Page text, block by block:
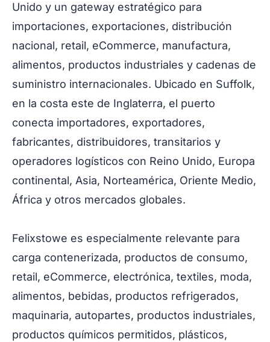
Unido y un gateway estratégico para
importaciones, exportaciones, distribución
nacional, retail, eCommerce, manufactura,
alimentos, productos industriales y cadenas de
suministro internacionales. Ubicado en Suffolk,
en la costa este de Inglaterra, el puerto
conecta importadores, exportadores,
fabricantes, distribuidores, transitarios y
operadores logísticos con Reino Unido, Europa
continental, Asia, Norteamérica, Oriente Medio,
África y otros mercados globales.
Felixstowe es especialmente relevante para
carga contenerizada, productos de consumo,
retail, eCommerce, electrónica, textiles, moda,
alimentos, bebidas, productos refrigerados,
maquinaria, autopartes, productos industriales,
productos químicos permitidos, plásticos,